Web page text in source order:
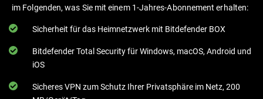
im Folgenden, was Sie mit einem 1-Jahres-Abonnement erhalten:
Sicherheit für das Heimnetzwerk mit Bitdefender BOX
Bitdefender Total Security für Windows, macOS, Android und
iOS
Sicheres VPN zum Schutz Ihrer Privatsphäre im Netz, 200